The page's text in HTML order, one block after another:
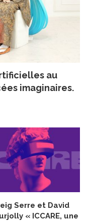
au
imaginaires.
Serre et David
« ICCARE, une